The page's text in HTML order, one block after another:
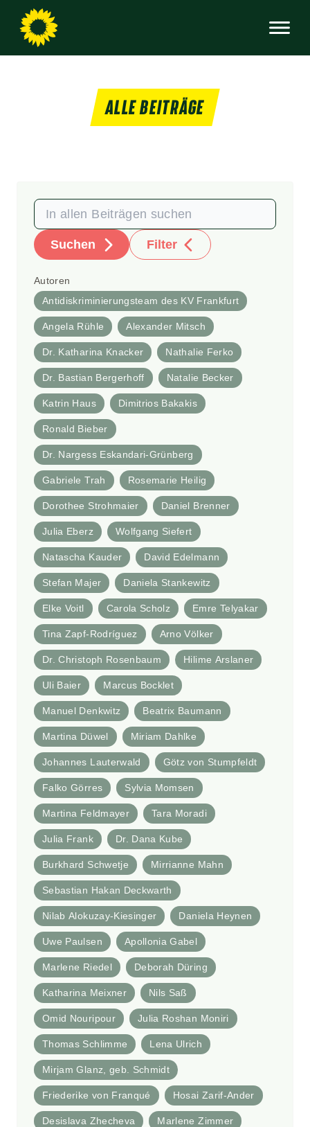
ALLE BEITRÄGE
Suchen Filter
Autoren
Antidiskriminierungsteam des KV Frankfurt
Angela Rühle Alexander Mitsch
Dr. Katharina Knacker Nathalie Ferko
Dr. Bastian Bergerhoff Natalie Becker
Katrin Haus Dimitrios Bakakis
Ronald Bieber
Dr. Nargess Eskandari-Grünberg
Gabriele Trah Rosemarie Heilig
Dorothee Strohmaier Daniel Brenner
Julia Eberz Wolfgang Siefert
Natascha Kauder David Edelmann
Stefan Majer Daniela Stankewitz
Elke Voitl Carola Scholz Emre Telyakar
Tina Zapf-Rodríguez Arno Völker
Dr. Christoph Rosenbaum Hilime Arslaner
Uli Baier Marcus Bocklet
Manuel Denkwitz Beatrix Baumann
Martina Düwel Miriam Dahlke
Johannes Lauterwald Götz von Stumpfeldt
Falko Görres Sylvia Momsen
Martina Feldmayer Tara Moradi
Julia Frank Dr. Dana Kube
Burkhard Schwetje Mirrianne Mahn
Sebastian Hakan Deckwarth
Nilab Alokuzay-Kiesinger Daniela Heynen
Uwe Paulsen Apollonia Gabel
Marlene Riedel Deborah Düring
Katharina Meixner Nils Saß
Omid Nouripour Julia Roshan Moniri
Thomas Schlimme Lena Ulrich
Mirjam Glanz, geb. Schmidt
Friederike von Franqué Hosai Zarif-Ander
Desislava Zhecheva Marlene Zimmer